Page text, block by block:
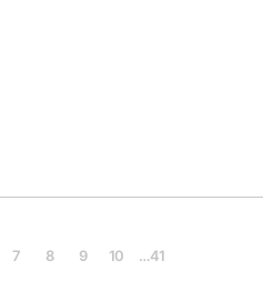
7 8 9 10 …41